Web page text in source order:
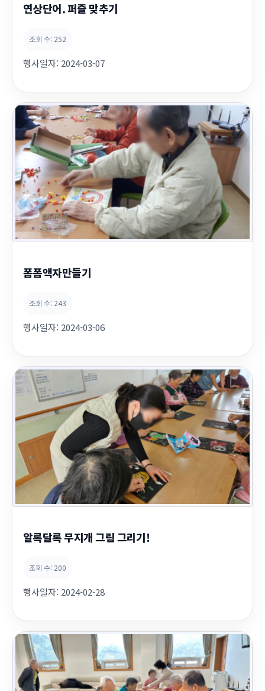
연상단어. 퍼즐 맞추기
조회 수: 252
행사일자: 2024-03-07
폼폼액자만들기
조회 수: 243
행사일자: 2024-03-06
알록달록 무지개 그림 그리기!
조회 수: 200
행사일자: 2024-02-28